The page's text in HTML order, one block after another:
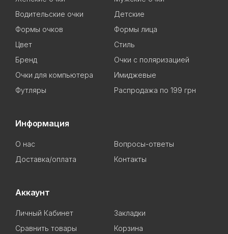
Водительские очки
Детские
Формы очков
Формы лица
Цвет
Стиль
Бренд
Очки с поляризацией
Очки для компьютера
Имиджевые
Футляры
Распродажа по 199 грн
Информация
О нас
Вопросы-ответы
Доставка/оплата
Контакты
Аккаунт
Личный Кабинет
Закладки
Сравнить товары
Корзина